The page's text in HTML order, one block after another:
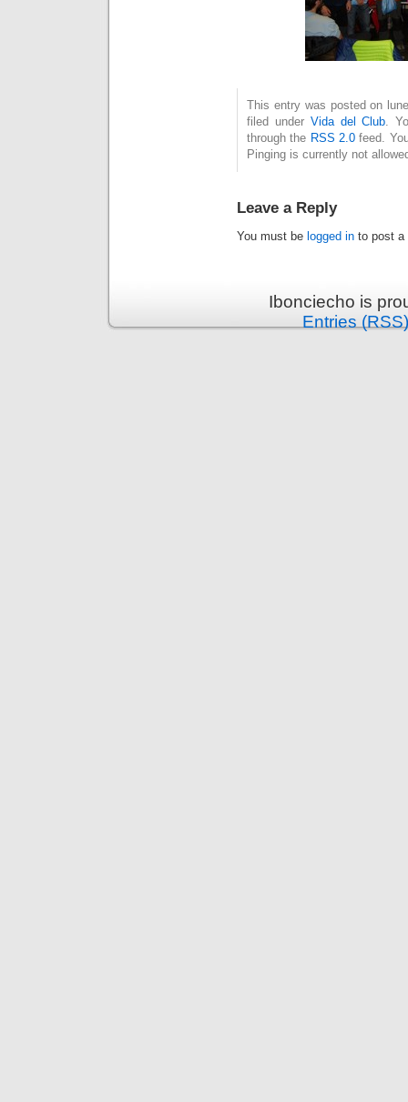
This entry was posted on
filed under Vida del Club.
through the RSS 2.0 feed.
Pinging is currently not
Leave a Reply
You must be logged in to post a
Ibonciecho is
Entries (RSS)